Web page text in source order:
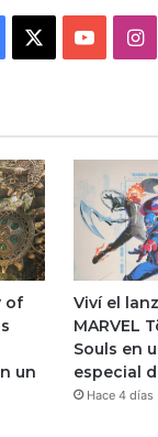
of
un
Viví el
MARVEL
Souls en
especial
Hace 4 días